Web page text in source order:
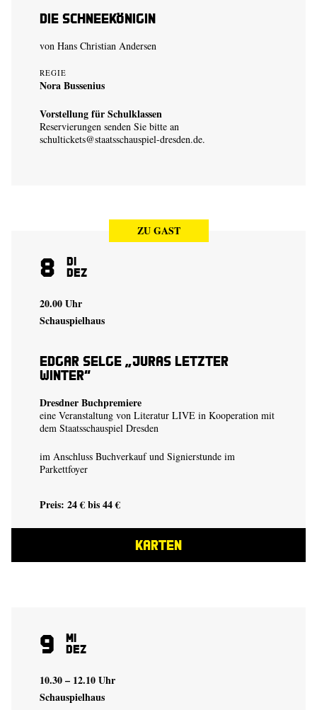
Die Schneekönigin
von Hans Christian Andersen
REGIE
Nora Bussenius
Vorstellung für Schulklassen
Reservierungen senden Sie bitte an
schultickets@staatsschauspiel-dresden.de.
ZU GAST
8 Di
Dez
20.00 Uhr
Schauspielhaus
Edgar Selge „Juras letzter
Winter“
Dresdner Buchpremiere
eine Veranstaltung von Literatur LIVE in Kooperation mit
dem Staatsschauspiel Dresden
im Anschluss Buchverkauf und Signierstunde im
Parkettfoyer
Preis: 24 € bis 44 €
KARTEN
9 Mi
Dez
10.30 – 12.10 Uhr
Schauspielhaus